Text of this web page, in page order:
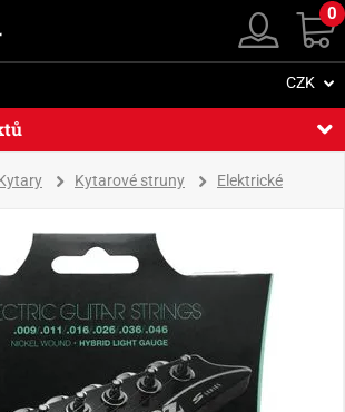
0
CZK
Kytarové struny Elektrické